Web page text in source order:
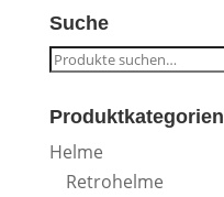
Suche
Suche
Produktkategorien
Helme
Retrohelme